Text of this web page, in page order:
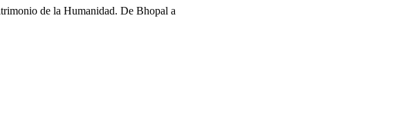
de la Humanidad. De Bhopal a